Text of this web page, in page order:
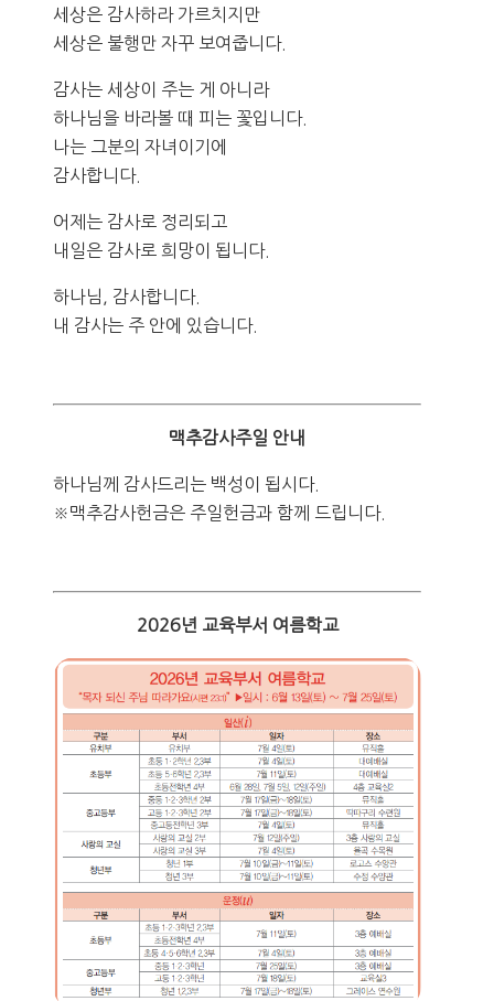
세상은 감사하라 가르치지만
세상은 불행만 자꾸 보여줍니다.
감사는 세상이 주는 게 아니라
하나님을 바라볼 때 피는 꽃입니다.
나는 그분의 자녀이기에
감사합니다.
어제는 감사로 정리되고
내일은 감사로 희망이 됩니다.
하나님, 감사합니다.
내 감사는 주 안에 있습니다.
맥추감사주일 안내
하나님께 감사드리는 백성이 됩시다.
※맥추감사헌금은 주일헌금과 함께 드립니다.
2026년 교육부서 여름학교